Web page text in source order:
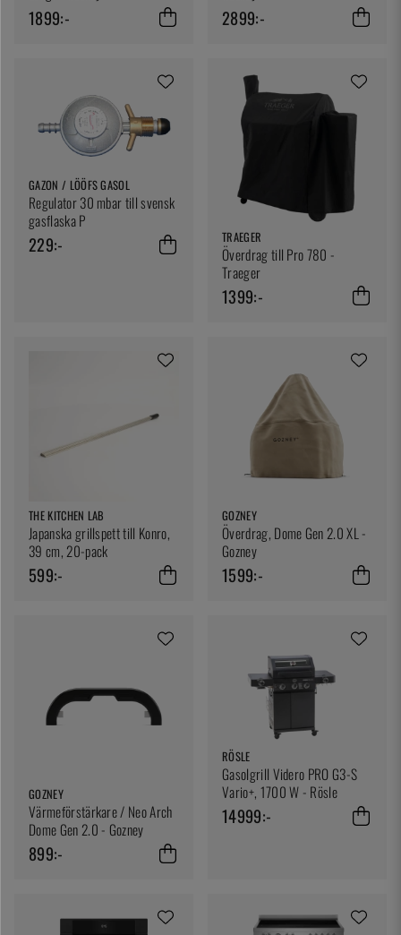
1899:- 2899:-
GAZON / LÖÖFS GASOL
Regulator 30 mbar till svensk
gasflaska P
229:- TRAEGER
Överdrag till Pro 780 -
Traeger
1399:-
THE KITCHEN LAB
Japanska grillspett till Konro,
39 cm, 20-pack
599:-
GOZNEY
Överdrag, Dome Gen 2.0 XL -
Gozney
1599:-
GOZNEY
Värmeförstärkare / Neo Arch
Dome Gen 2.0 - Gozney
899:-
RÖSLE
Gasolgrill Videro PRO G3-S
Vario+, 1700 W - Rösle
14999:-